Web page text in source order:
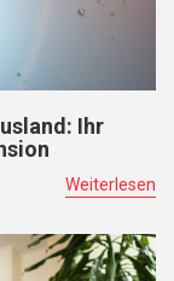
Ihr
Weiterlesen